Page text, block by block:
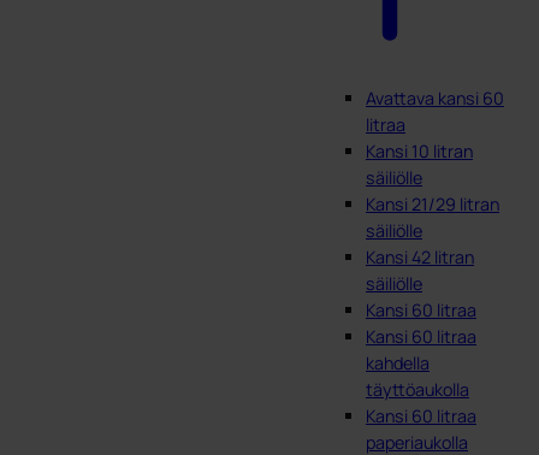
Avattava kansi 60
litraa
Kansi 10 litran
säiliölle
Kansi 21/29 litran
säiliölle
Kansi 42 litran
säiliölle
Kansi 60 litraa
Kansi 60 litraa
kahdella
täyttöaukolla
Kansi 60 litraa
paperiaukolla